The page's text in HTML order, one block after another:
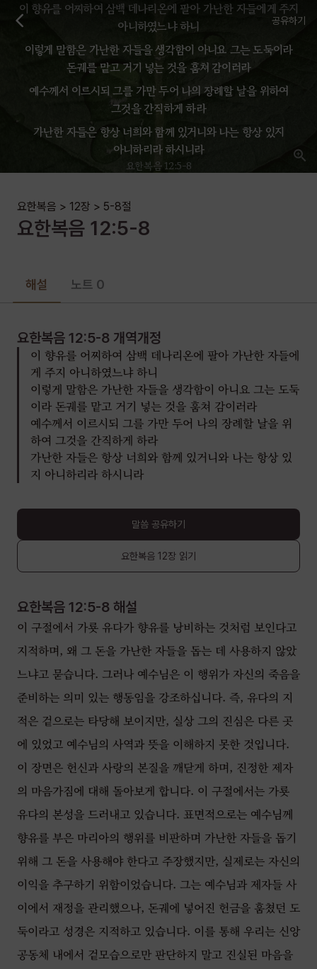
공유하기
이 향유를 어찌하여 삼백 데나리온에 팔아 가난한 자들에게 주지
아니하였느냐 하니
이렇게 말함은 가난한 자들을 생각함이 아니요 그는 도둑이라
돈궤를 맡고 거기 넣는 것을 훔쳐 감이러라
예수께서 이르시되 그를 가만 두어 나의 장례할 날을 위하여
그것을 간직하게 하라
가난한 자들은 항상 너희와 함께 있거니와 나는 항상 있지
아니하리라 하시니라
요한복음 12:5-8
요한복음 > 12장 > 5-8절
요한복음 12:5-8
해설 노트 0
요한복음 12:5-8 개역개정
이 향유를 어찌하여 삼백 데나리온에 팔아 가난한 자들에
게 주지 아니하였느냐 하니
이렇게 말함은 가난한 자들을 생각함이 아니요 그는 도둑
이라 돈궤를 맡고 거기 넣는 것을 훔쳐 감이러라
예수께서 이르시되 그를 가만 두어 나의 장례할 날을 위
하여 그것을 간직하게 하라
가난한 자들은 항상 너희와 함께 있거니와 나는 항상 있
지 아니하리라 하시니라
말씀 공유하기
요한복음 12장 읽기
요한복음 12:5-8 해설
이 구절에서 가룟 유다가 향유를 낭비하는 것처럼 보인다고
지적하며, 왜 그 돈을 가난한 자들을 돕는 데 사용하지 않았
느냐고 묻습니다. 그러나 예수님은 이 행위가 자신의 죽음을
준비하는 의미 있는 행동임을 강조하십니다. 즉, 유다의 지
적은 겉으로는 타당해 보이지만, 실상 그의 진심은 다른 곳
에 있었고 예수님의 사역과 뜻을 이해하지 못한 것입니다.
이 장면은 헌신과 사랑의 본질을 깨닫게 하며, 진정한 제자
의 마음가짐에 대해 돌아보게 합니다. 이 구절에서는 가룟
유다의 본성을 드러내고 있습니다. 표면적으로는 예수님께
향유를 부은 마리아의 행위를 비판하며 가난한 자들을 돕기
위해 그 돈을 사용해야 한다고 주장했지만, 실제로는 자신의
이익을 추구하기 위함이었습니다. 그는 예수님과 제자들 사
이에서 재정을 관리했으나, 돈궤에 넣어진 헌금을 훔쳤던 도
둑이라고 성경은 지적하고 있습니다. 이를 통해 우리는 신앙
공동체 내에서 겉모습으로만 판단하지 말고 진실된 마음을